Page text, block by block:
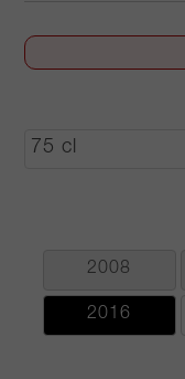
2008
2016